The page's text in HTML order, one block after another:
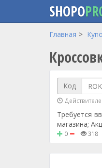
Перейти к основному
SHOPO
Главная
Код
Требуется
магазина;
0 318